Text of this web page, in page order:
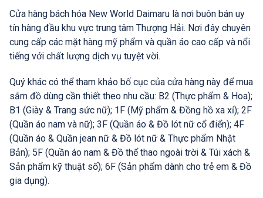
Cửa hàng bách hóa New World Daimaru là nơi buôn bán uy
tín hàng đầu khu vực trung tâm Thượng Hải. Nơi đây chuyên
cung cấp các mặt hàng mỹ phẩm và quần áo cao cấp và nổi
tiếng với chất lượng dịch vụ tuyệt vời.
Quý khác có thể tham khảo bố cục của cửa hàng này để mua
sắm đồ dùng cần thiết theo nhu cầu: B2 (Thực phẩm & Hoa);
B1 (Giày & Trang sức nữ); 1F (Mỹ phẩm & Đồng hồ xa xỉ); 2F
(Quần áo nam và nữ); 3F (Quần áo & Đồ lót nữ cổ điển); 4F
(Quần áo & Quần jean nữ & Đồ lót nữ & Thực phẩm Nhật
Bản); 5F (Quần áo nam & Đồ thể thao ngoài trời & Túi xách &
Sản phẩm kỹ thuật số); 6F (Sản phẩm dành cho trẻ em & Đồ
gia dụng).